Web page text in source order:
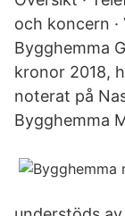
och koncern ·
Bygghemma
kronor 2018,
noterat på
Bygghemma